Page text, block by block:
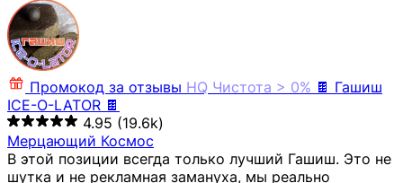
Промокод за отзывы HQ Чистота > 0% 🍫 Гашиш
ICE-O-LATOR 🍫
4.95 (19.6k)
Мерцающий Космос
В этой позиции всегда только лучший Гашиш. Это не
шутка и не рекламная замануха, мы реально